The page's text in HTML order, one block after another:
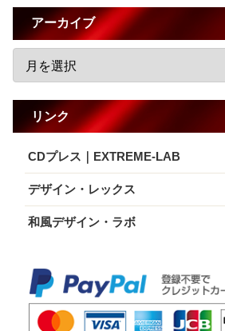
アーカイブ
リンク
CDプレス｜EXTREME-LAB
デザイン・レックス
和風デザイン・ラボ